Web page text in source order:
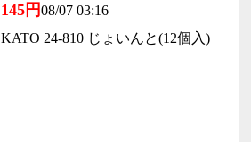
145円08/07 03:16
KATO 24-810 じょいんと(12個入)